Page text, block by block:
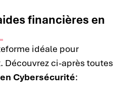
financières en
idéale pour
Découvrez ci-après toutes
Cybersécurité: